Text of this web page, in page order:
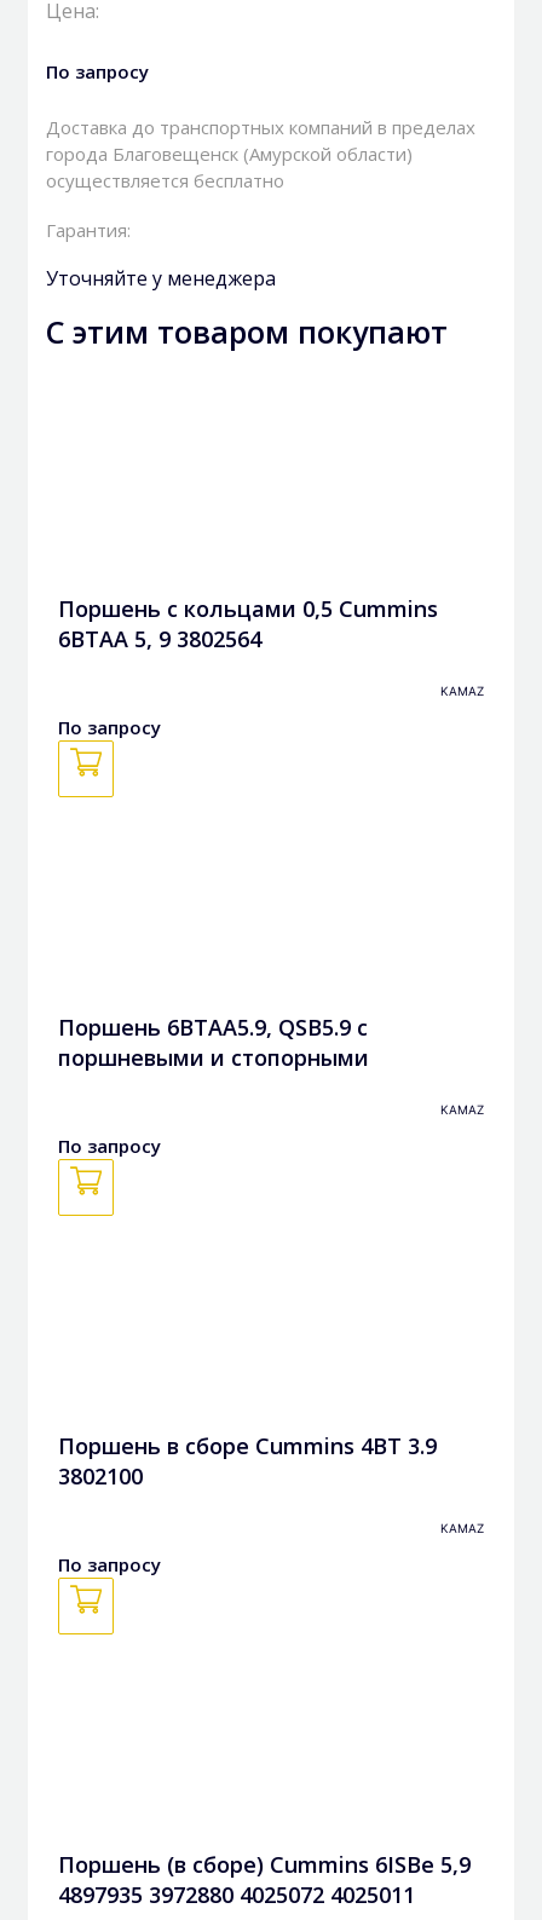
Цена:
По запросу
Доставка до транспортных компаний в пределах
города Благовещенск (Амурской области)
осуществляется бесплатно
Гарантия:
Уточняйте у менеджера
С этим товаром покупают
Поршень с кольцами 0,5 Cummins
6BTAA 5, 9 3802564
KAMAZ
По запросу
Поршень 6BTAA5.9, QSB5.9 с
поршневыми и стопорными
KAMAZ
По запросу
Поршень в сборе Cummins 4BT 3.9
3802100
KAMAZ
По запросу
Поршень (в сборе) Cummins 6ISBe 5,9
4897935 3972880 4025072 4025011